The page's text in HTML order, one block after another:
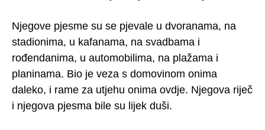
Njegove pjesme su se pjevale u dvoranama, na
stadionima, u kafanama, na svadbama i
rođendanima, u automobilima, na plažama i
planinama. Bio je veza s domovinom onima
daleko, i rame za utjehu onima ovdje. Njegova riječ
i njegova pjesma bile su lijek duši.